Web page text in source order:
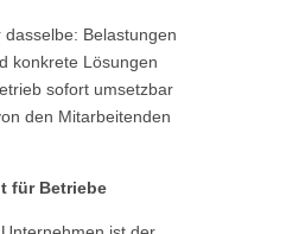
Belastungen
konkrete Lösungen
sofort umsetzbar
den Mitarbeitenden
für Betriebe